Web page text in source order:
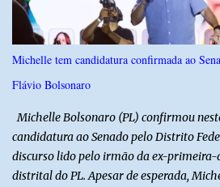
concluída nesta quarta-feira depois de
a última visita. Os registros estão
Instagram @167RazoesRN Ao longo do
de perto as potencialidades, as belezas,
mas também ouviu os dramas e as
Michelle tem candidatura confirmada ao
Flávio Bolsonaro
Michelle Bolsonaro (PL) confirmou
candidatura ao Senado pelo Distrito
discurso lido pelo irmão da ex-primeira-
distrital do PL. Apesar de esperada,